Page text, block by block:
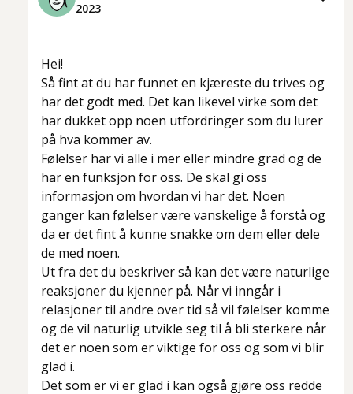
2023
Hei!
Så fint at du har funnet en kjæreste du trives og
har det godt med. Det kan likevel virke som det
har dukket opp noen utfordringer som du lurer
på hva kommer av.
Følelser har vi alle i mer eller mindre grad og de
har en funksjon for oss. De skal gi oss
informasjon om hvordan vi har det. Noen
ganger kan følelser være vanskelige å forstå og
da er det fint å kunne snakke om dem eller dele
de med noen.
Ut fra det du beskriver så kan det være naturlige
reaksjoner du kjenner på. Når vi inngår i
relasjoner til andre over tid så vil følelser komme
og de vil naturlig utvikle seg til å bli sterkere når
det er noen som er viktige for oss og som vi blir
glad i.
Det som er vi er glad i kan også gjøre oss redde